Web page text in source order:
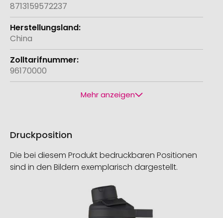
8713159572237
China
96170000
Mehr anzeigen
Druckposition
Die bei diesem Produkt bedruckbaren Positionen
sind in den Bildern exemplarisch dargestellt.